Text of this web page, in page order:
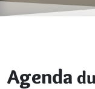
Agenda